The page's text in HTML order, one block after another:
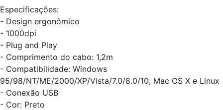
Especificações:
- Design ergonômico
- 1000dpi
- Plug and Play
- Comprimento do cabo: 1,2m
- Compatibilidade: Windows
95/98/NT/ME/2000/XP/Vista/7.0/8.0/10, Mac OS X e Linux
- Conexão USB
- Cor: Preto